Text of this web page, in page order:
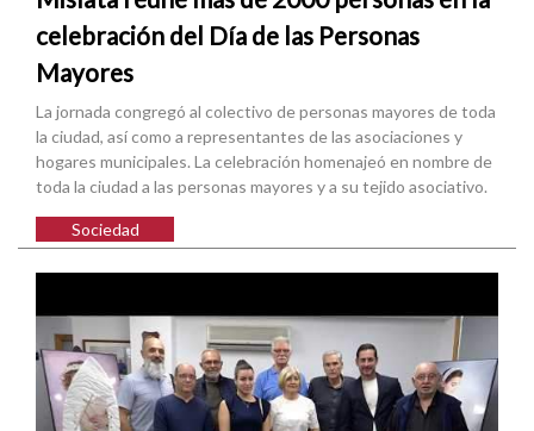
celebración del Día de las Personas
Mayores
La jornada congregó al colectivo de personas mayores de toda
la ciudad, así como a representantes de las asociaciones y
hogares municipales. La celebración homenajeó en nombre de
toda la ciudad a las personas mayores y a su tejido asociativo.
Sociedad